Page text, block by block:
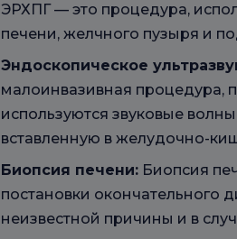
ЭРХПГ — это процедура,
печени, желчного пузыря и
Эндоскопическое
малоинвазивная процедура,
используются звуковые
вставленную в желудочно-
Биопсия печени: Биопсия
постановки окончательного
неизвестной причины и в